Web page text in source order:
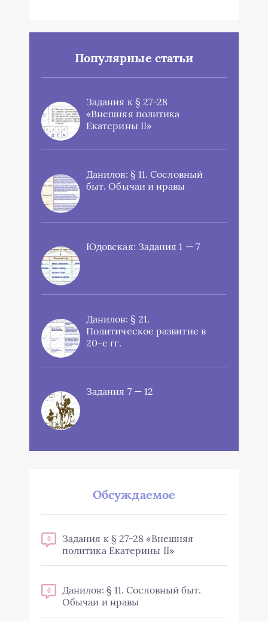
Популярные статьи
Задания к § 27-28
«Внешняя политика
Екатерины II»
Данилов: § 11. Сословный
быт. Обычаи и нравы
Юдовская: Задания 1 — 7
Данилов: § 21.
Политическое развитие в
20-е гг.
Задания 7 — 12
Обсуждаемое
0
Задания к § 27-28 «Внешняя
политика Екатерины II»
0
Данилов: § 11. Сословный быт.
Обычаи и нравы